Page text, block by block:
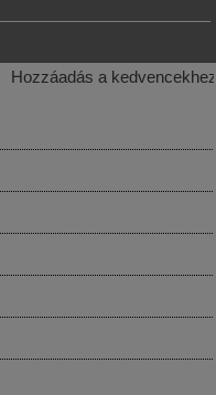
Hozzáadás a kedvencekhez